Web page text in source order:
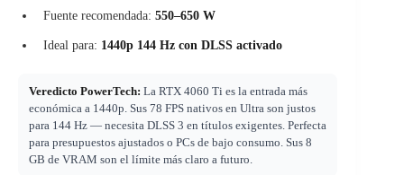
Fuente recomendada: 550–650 W
Ideal para: 1440p 144 Hz con DLSS activado
Veredicto PowerTech: La RTX 4060 Ti es la entrada más
económica a 1440p. Sus 78 FPS nativos en Ultra son justos
para 144 Hz — necesita DLSS 3 en títulos exigentes. Perfecta
para presupuestos ajustados o PCs de bajo consumo. Sus 8
GB de VRAM son el límite más claro a futuro.